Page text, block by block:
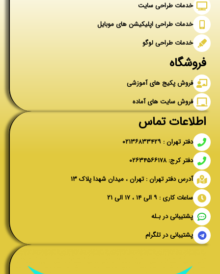
خدمات طراحی سایت
خدمات طراحی اپلیکیشن های موبایل
خدمات طراحی لوگو
فروشگاه
فروش پکیج های آموزشی
فروش سایت های آماده
اطلاعات تماس
دفتر تهران : ۰۲۱۳۶۸۳۳۴۲۹
دفتر کرج: ۰۲۶۳۴۵۶۶۱۷۸
آدرس دفتر تهران : تهران ، میدان شهدا پلاک ۱۳
ساعات کاری : ۹ الی ۱۴ ، ۱۷ الی ۲۱
پشتیبانی در بـله
پشتیبانی در تلگرام